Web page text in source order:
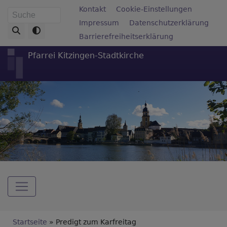
zum
Inhalt
Suche Fußbereichsmenü
Kontakt
Cookie-Einstellungen
Impressum
Datenschutzerklärung
Barrierefreiheitserklärung
Pfarrei Kitzingen-Stadtkirche
Hauptnavigation
Startseite Predigt zum Karfreitag